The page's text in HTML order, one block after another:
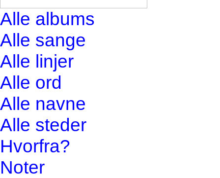
Alle albums
Alle sange
Alle linjer
Alle ord
Alle navne
Alle steder
Hvorfra?
Noter